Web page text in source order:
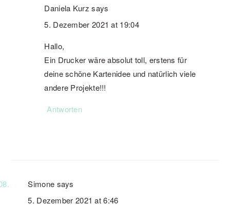
Daniela Kurz says
5. Dezember 2021 at 19:04
Hallo,
Ein Drucker wäre absolut toll, erstens für
deine schöne Kartenidee und natürlich viele
andere Projekte!!!
Antworten
Simone says
5. Dezember 2021 at 6:46